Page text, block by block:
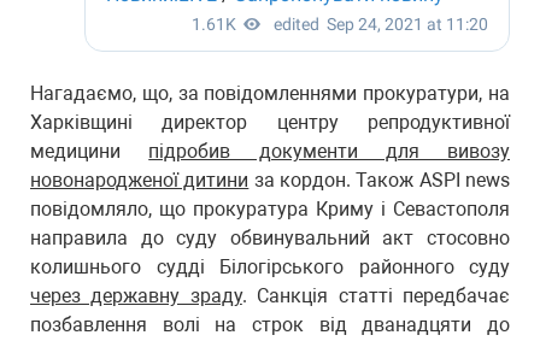
Нагадаємо, що, за повідомленнями прокуратури, на
Харківщині директор центру репродуктивної
медицини підробив документи для вивозу
новонародженої дитини за кордон. Також ASPI news
повідомляло, що прокуратура Криму і Севастополя
направила до суду обвинувальний акт стосовно
колишнього судді Білогірського районного суду
через державну зраду. Санкція статті передбачає
позбавлення волі на строк від дванадцяти до